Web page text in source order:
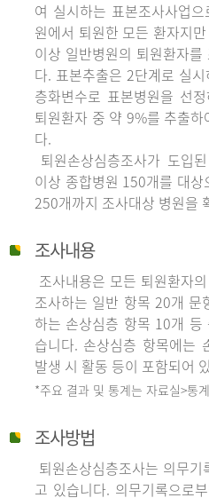
여 실시하는 표본조사사업
원에서 퇴원한 모든 환자지
이상 일반병원의 퇴원환자
다. 표본추출은 2단계로 실
층화변수로 표본병원을 선
퇴원환자 중 약 9%를 추출
다.
퇴원손상심층조사가 도입
이상 종합병원 150개를 대
250개까지 조사대상 병원을
조사내용
조사내용은 모든 퇴원환자
조사하는 일반 항목 20개 문
하는 손상심층 항목 10개
습니다. 손상심층 항목에는
발생 시 활동 등이 포함되어
*주요 결과 및 통계는 자료실>통
조사방법
퇴원손상심층조사는 의무
고 있습니다. 의무기록으로